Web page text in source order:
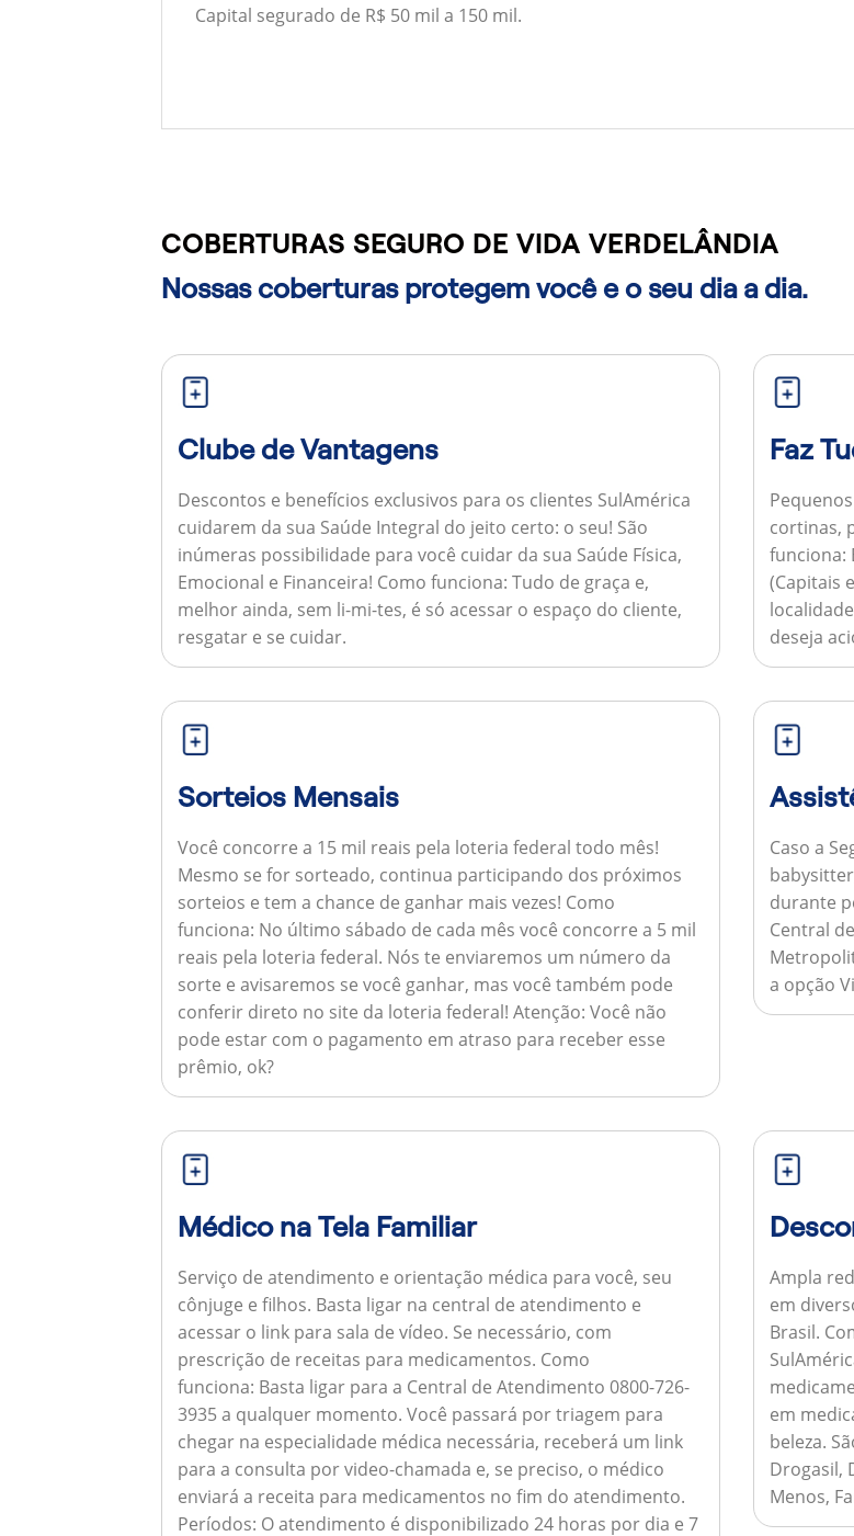
Capital segurado de R$ 50 mil a 150 mil.
COBERTURAS SEGURO DE VIDA VERDELÂNDIA
Nossas coberturas protegem você e o seu dia a dia.
Clube de Vantagens
Descontos e benefícios exclusivos para os clientes SulAmérica
cuidarem da sua Saúde Integral do jeito certo: o seu! São
inúmeras possibilidade para você cuidar da sua Saúde Física,
Emocional e Financeira! Como funciona: Tudo de graça e,
melhor ainda, sem li-mi-tes, é só acessar o espaço do cliente,
resgatar e se cuidar.
Faz
cortinas,
funciona:
(Capitais
deseja
Sorteios Mensais
Você concorre a 15 mil reais pela loteria federal todo mês!
Mesmo se for sorteado, continua participando dos próximos
sorteios e tem a chance de ganhar mais vezes! Como
funciona: No último sábado de cada mês você concorre a 5 mil
reais pela loteria federal. Nós te enviaremos um número da
sorte e avisaremos se você ganhar, mas você também pode
conferir direto no site da loteria federal!Atenção: Você não
pode estar com o pagamento em atraso para receber esse
prêmio, ok?
Caso a
durante
Central
a opção
Médico na Tela Familiar
Serviço de atendimento e orientação médica para você, seu
cônjuge e filhos. Basta ligar na central de atendimento e
acessar o link para sala de vídeo. Se necessário, com
prescrição de receitas para medicamentos. Como
funciona: Basta ligar para a Central de Atendimento 0800-726-
3935 a qualquer momento. Você passará por triagem para
chegar na especialidade médica necessária, receberá um link
para a consulta por video-chamada e, se preciso, o médico
enviará a receita para medicamentos no fim do atendimento.
Períodos: O atendimento é disponibilizado 24 horas por dia e 7
Ampla
em
Brasil.
em
beleza.
Drogasil,
Menos,